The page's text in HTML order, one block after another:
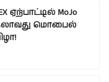
ஏற்பாட்டில் MoJo
மொபைல்